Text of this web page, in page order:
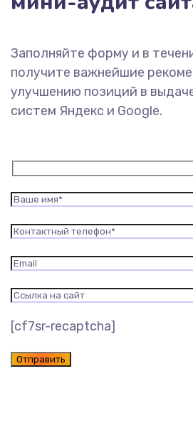
Заполняйте форму и в
получите важнейшие
улучшению позиций в
систем Яндекс и Google.
[cf7sr-recaptcha]